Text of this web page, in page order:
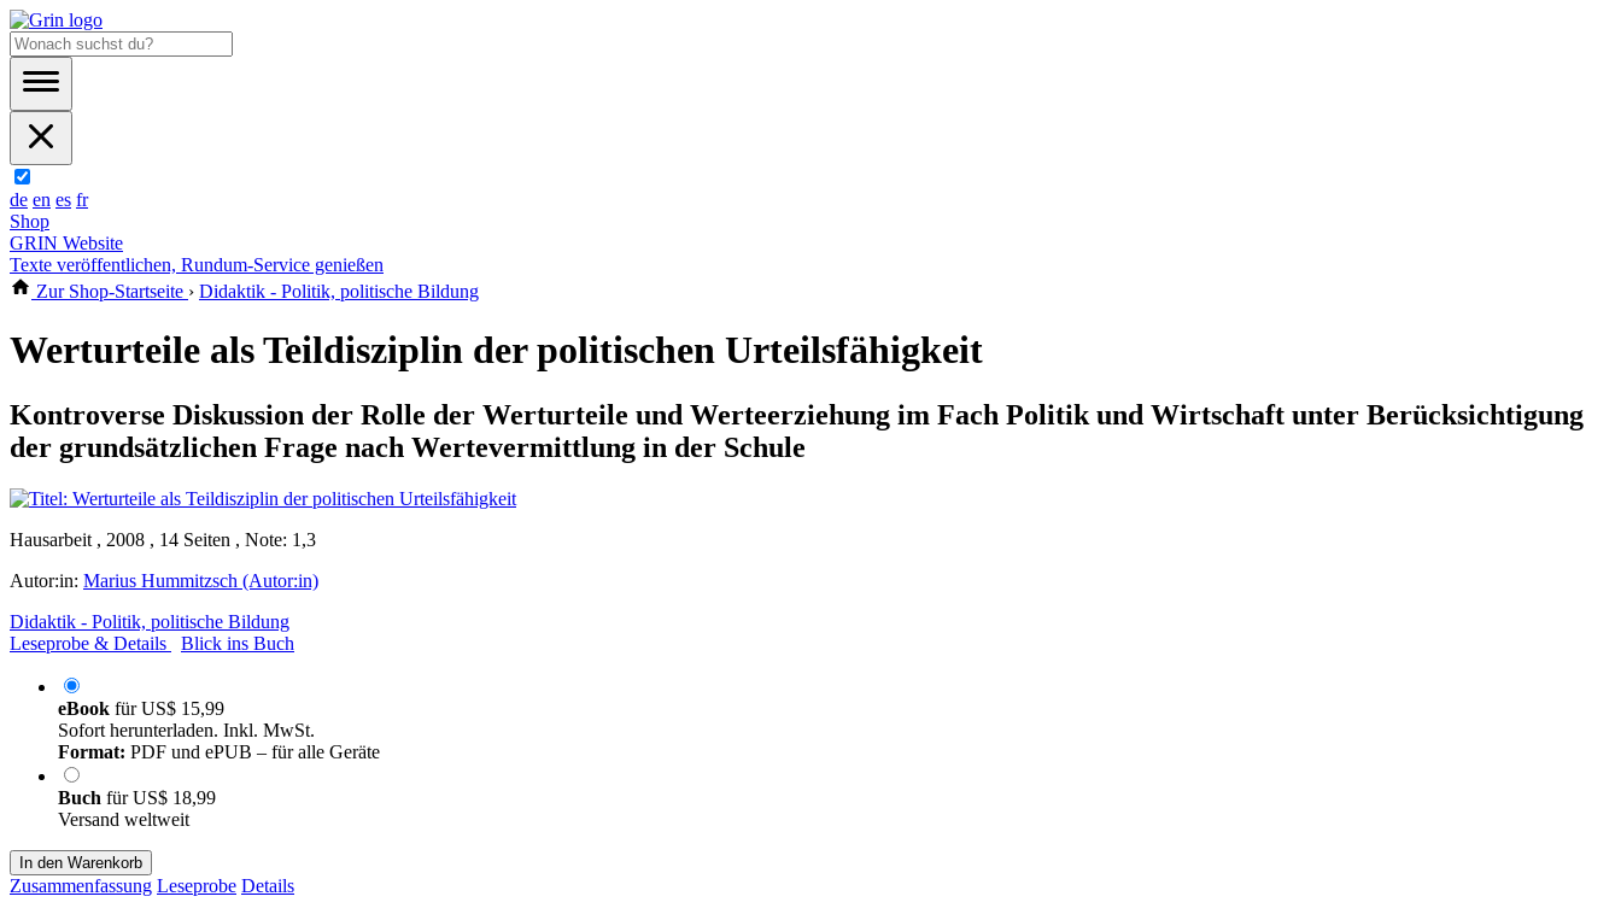
de en es fr
Shop
GRIN Website
Texte veröffentlichen, Rundum-Service genießen
Zur Shop-Startseite › Didaktik - Politik, politische Bildung
Werturteile als Teildisziplin der politischen Urteilsfähigkeit
Kontroverse Diskussion der Rolle der Werturteile und Werteerziehung im Fach Politik und Wirtschaft unter Berücksichtigung
der grundsätzlichen Frage nach Wertevermittlung in der Schule
Hausarbeit , 2008 , 14 Seiten , Note: 1,3
Autor:in: Marius Hummitzsch (Autor:in)
Didaktik - Politik, politische Bildung
Leseprobe & Details
Blick ins Buch
eBook fürUS$ 15,99
Sofort herunterladen. Inkl. MwSt.
Format: PDF und ePUB – für alle Geräte
Buch fürUS$ 18,99
Versand weltweit
In den Warenkorb
Zusammenfassung Leseprobe Details